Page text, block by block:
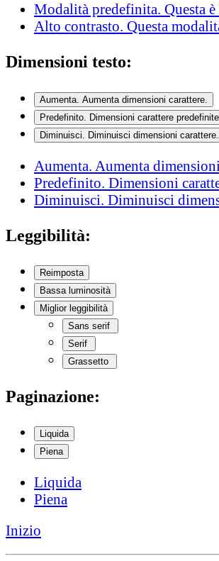
Modalità predefinita. Questa
Alto contrasto. Questa
Dimensioni testo:
Aumenta . Aumenta dimensioni carattere.
Predefinito . Dimensioni carattere predefinite.
Diminuisci . Diminuisci dimensioni carattere.
Aumenta . Aumenta
Predefinito . Dimensioni
Diminuisci . Diminuisci
Leggibilità:
Reimposta
Bassa luminosità
Miglior leggibilità
Sans serif
Serif
Grassetto
Paginazione:
Liquida
Piena
Liquida
Piena
Inizio